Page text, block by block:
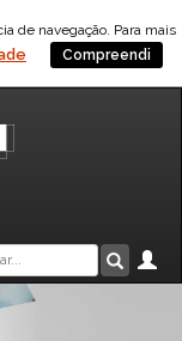
de navegação. Para mais
Compreendi